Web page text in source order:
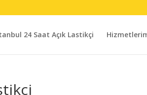
24 Saat Açık Lastikçi